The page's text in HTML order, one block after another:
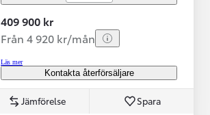
409 900 kr
Från 4 920 kr/mån
Läs mer
Kontakta återförsäljare
Jämförelse Spara